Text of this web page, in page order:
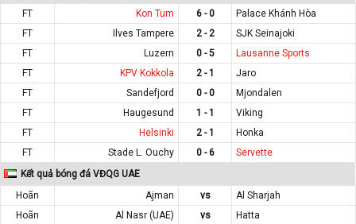
FT
Kon Tum 6 - 0
Palace Khánh Hòa
FT
Ilves Tampere 2 - 2
SJK Seinajoki
FT
Luzern 0 - 5
Lausanne Sports
FT
KPV Kokkola 2 - 1
Jaro
FT
Sandefjord 0 - 0
Mjondalen
FT
Haugesund 1 - 1
Viking
FT
Helsinki 2 - 1
Honka
FT
Stade L. Ouchy 0 - 6
Servette
Kết quả bóng đá VĐQG UAE
Hoãn
Ajman vs
Al Sharjah
Hoãn
Al Nasr (UAE) vs
Hatta